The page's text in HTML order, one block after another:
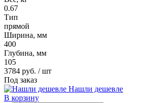
0.67
Тип
прямой
Ширина, мм
400
Глубина, мм
105
3784 руб. / шт
Под заказ
Нашли дешевле
В корзину